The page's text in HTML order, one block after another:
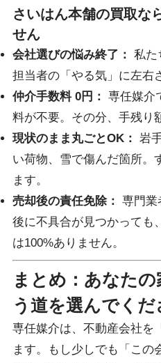
さいはん本舗の買取な
せん
会社選びの悩み終了： 私た
担当者の「やる気」に左右
仲介手数料 0円： 専任媒介
料が不要。その分、手残り
現状のまま丸ごとOK： 岩
い荷物、雪で傷んだ箇所。
ます。
売却後の責任免除： 専門業
後に不具合が見つかっても
は100%ありません。
まとめ：あなた
う道を選んでくだ
専任媒介は、不動産会社を
ます。もし少しでも「この